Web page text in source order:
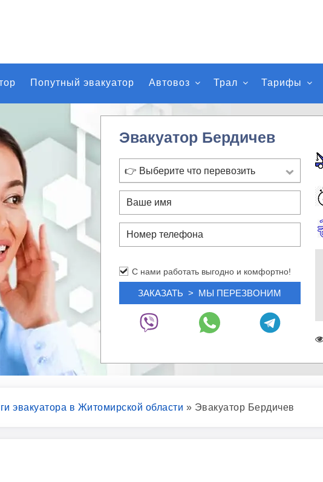
к
п
о
й
у
Попутный эвакуатор Автовоз Трал Тарифы
Эвакуатор Бердичев
👉 Выберите что перевозить
С нами работать выгодно и комфортно!
эвакуатора в Житомирской области » Эвакуатор Бердичев